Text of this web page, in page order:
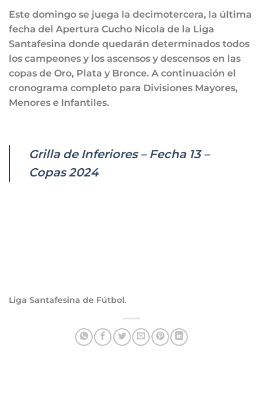
Este domingo se juega la decimotercera, la última
fecha del Apertura Cucho Nicola de la Liga
Santafesina donde quedarán determinados todos
los campeones y los ascensos y descensos en las
copas de Oro, Plata y Bronce. A continuación el
cronograma completo para Divisiones Mayores,
Menores e Infantiles.
Grilla de Inferiores – Fecha 13 –
Copas 2024
Liga Santafesina de Fútbol.